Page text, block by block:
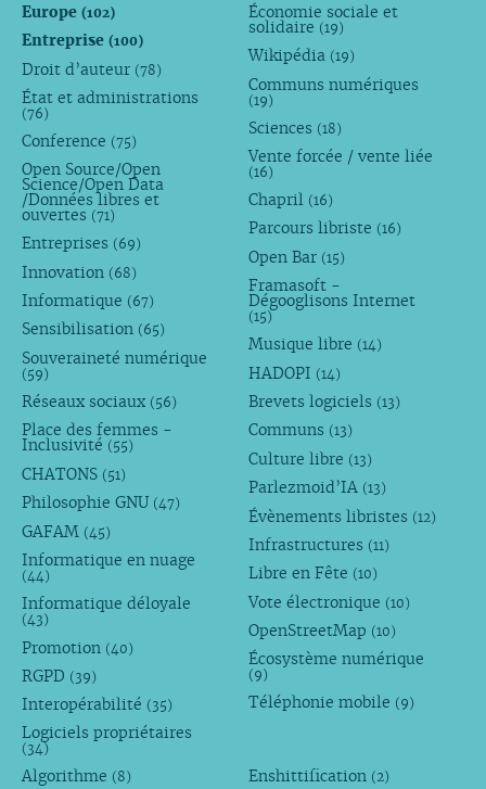
Europe (102)
Entreprise (100)
Droit d’auteur (78)
État et administrations
(76)
Conference (75)
Open Source/Open
Science/Open Data
/Données libres et
ouvertes (71)
Entreprises (69)
Innovation (68)
Informatique (67)
Sensibilisation (65)
Souveraineté numérique
(59)
Réseaux sociaux (56)
Place des femmes -
Inclusivité (55)
CHATONS (51)
Philosophie GNU (47)
GAFAM (45)
Informatique en nuage
(44)
Informatique déloyale
(43)
Promotion (40)
RGPD (39)
Interopérabilité (35)
Logiciels propriétaires
(34)
Économie sociale et
solidaire (19)
Wikipédia (19)
Communs numériques
(19)
Sciences (18)
Vente forcée / vente liée
(16)
Chapril (16)
Parcours libriste (16)
Open Bar (15)
Framasoft -
Dégooglisons Internet
(15)
Musique libre (14)
HADOPI (14)
Brevets logiciels (13)
Communs (13)
Culture libre (13)
Parlezmoid’IA (13)
Évènements libristes (12)
Infrastructures (11)
Libre en Fête (10)
Vote électronique (10)
OpenStreetMap (10)
Écosystème numérique
(9)
Téléphonie mobile (9)
Algorithme (8) Enshittification (2)